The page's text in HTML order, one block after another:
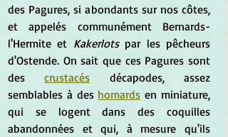
des Pagures, si abondants sur nos côtes,
et appelés communément Bernards-
l'Hermite et Kakerlots par les pêcheurs
d'Ostende. On sait que ces Pagures sont
des crustacés décapodes, assez
semblables à des homards en miniature,
qui se logent dans des coquilles
abandonnées et qui, à mesure qu'ils